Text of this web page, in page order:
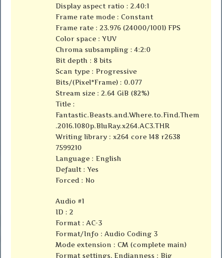
Display aspect ratio : 2.40:1
Frame rate mode : Constant
Frame rate : 23.976 (24000/1001) FPS
Color space : YUV
Chroma subsampling : 4:2:0
Bit depth : 8 bits
Scan type : Progressive
Bits/(Pixel*Frame) : 0.077
Stream size : 2.64 GiB (82%)
Title :
Fantastic.Beasts.and.Where.to.Find.Them
.2016.1080p.BluRay.x264.AC3.THR
Writing library : x264 core 148 r2638
7599210
Language : English
Default : Yes
Forced : No
Audio #1
ID : 2
Format : AC-3
Format/Info : Audio Coding 3
Mode extension : CM (complete main)
Format settings, Endianness : Big